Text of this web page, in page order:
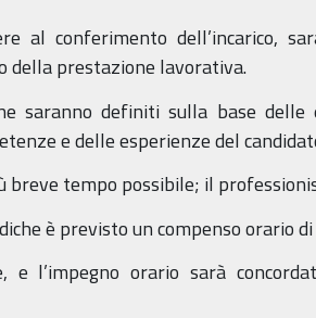
al conferimento dell’incarico,
della prestazione lavorativa.
saranno definiti sulla base delle
e delle esperienze del
breve tempo possibile; il
è previsto un compenso orario
e l’impegno orario sarà